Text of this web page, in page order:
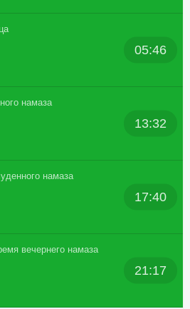
05:46
намаза
13:32
намаза
17:40
вечернего намаза
21:17